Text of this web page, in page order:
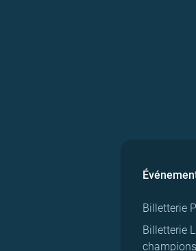
Billetterie
Billetterie
champions